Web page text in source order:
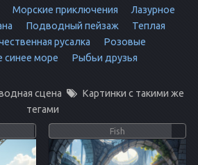
Морские приключения
Лазурное
Подводный пейзаж
Теплая
русалка
Розовые
синее море Рыбьи друзья
сцена
Картинки с такими же
тегами
Fish